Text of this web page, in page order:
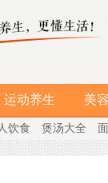
运动养生 美
饮食 煲汤大全